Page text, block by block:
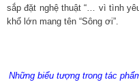
sắp đặt nghệ thuật “… vì tình
khổ lớn mang tên “Sông ơi”.
Những biểu tượng trong tác